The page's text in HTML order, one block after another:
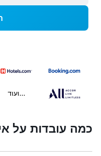
...ועוד
כמה עובדות על